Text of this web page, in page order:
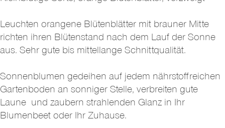
Leuchten orangene Blütenblätter mit brauner Mitte
richten ihren Blütenstand nach dem Lauf der Sonne
aus. Sehr gute bis mittellange Schnittqualität.
Sonnenblumen gedeihen auf jedem nährstoffreichen
Gartenboden an sonniger Stelle, verbreiten gute
Laune und zaubern strahlenden Glanz in Ihr
Blumenbeet oder Ihr Zuhause.